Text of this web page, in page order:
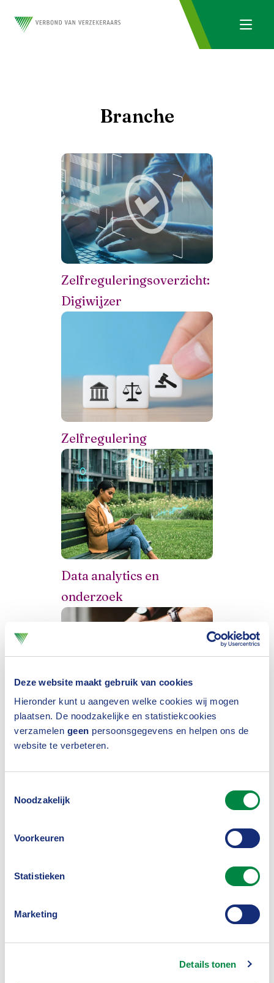
Deze website maakt gebruik van cookies
Hieronder kunt u aangeven welke cookies wij mogen
plaatsen. De noodzakelijke en statistiekcookies
verzamelen geen persoonsgegevens en helpen ons de
website te verbeteren.
Noodzakelijk
Voorkeuren
Statistieken
Marketing
Details tonen
Inloggen
Branche
Zelfreguleringsoverzicht:
Digiwijzer
Zelfregulering
Data analytics en
onderzoek
Onderlinge verzekeraars
Arbeidsvoorwaarden